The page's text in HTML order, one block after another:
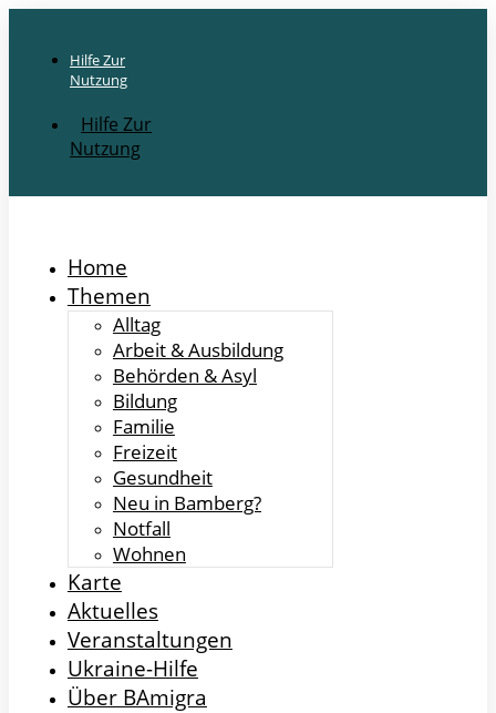
Hilfe Zur
Nutzung
Hilfe Zur
Nutzung
Home
Themen
Alltag
Arbeit & Ausbildung
Behörden & Asyl
Bildung
Familie
Freizeit
Gesundheit
Neu in Bamberg?
Notfall
Wohnen
Karte
Aktuelles
Veranstaltungen
Ukraine-Hilfe
Über BAmigra